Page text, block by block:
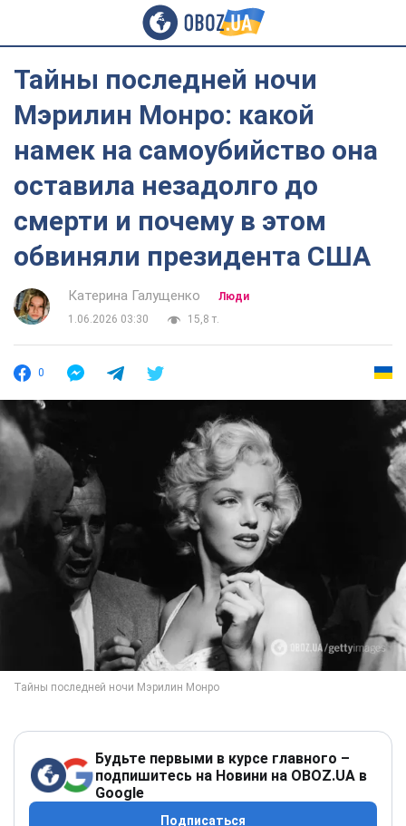
Тайны последней ночи
Мэрилин Монро: какой
намек на самоубийство она
оставила незадолго до
смерти и почему в этом
обвиняли президента США
Катерина Галущенко
Люди
1.06.2026 03:30
15,8 т.
0
Будьте первыми в курсе главного –
подпишитесь на Новини на OBOZ.UA в
Google
Подписаться